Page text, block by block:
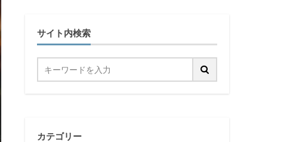
サイト内検索
カテゴリー